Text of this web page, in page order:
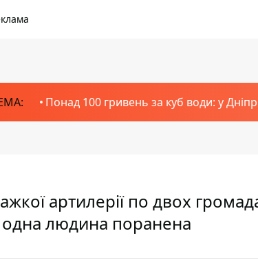
Понад 100 гривень за куб води: у
артилерії по двох
одна людина поранена